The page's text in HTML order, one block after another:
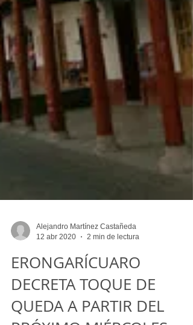
Alejandro Martínez Castañeda
12 abr 2020
2 min de lectura
ERONGARÍCUARO
DECRETA TOQUE DE